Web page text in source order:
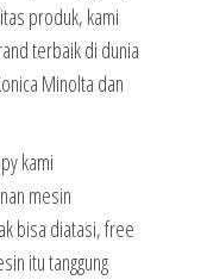
produk, kami
terbaik di dunia
Minolta dan
kami
mesin
bisa diatasi, free
itu tanggung